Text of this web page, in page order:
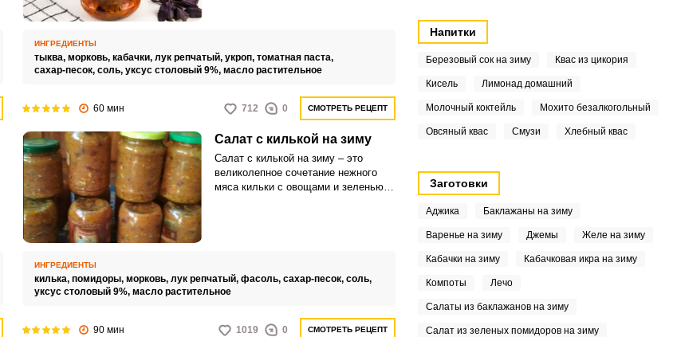
ИНГРЕДИЕНТЫ
тыква, морковь, кабачки, лук репчатый, укроп, томатная паста,
сахар-песок, соль, уксус столовый 9%, масло растительное
60 мин 712 0 СМОТРЕТЬ РЕЦЕПТ
Салат с килькой на зиму
Салат с килькой на зиму – это
великолепное сочетание нежного
мяса кильки с овощами и зеленью.
ИНГРЕДИЕНТЫ
килька, помидоры, морковь, лук репчатый, фасоль, сахар-песок, соль,
уксус столовый 9%, масло растительное
90 мин 1019 0 СМОТРЕТЬ РЕЦЕПТ
Напитки
Березовый сок на зиму Квас из цикория
Кисель Лимонад домашний
Молочный коктейль Мохито безалкогольный
Овсяный квас Смузи Хлебный квас
Заготовки
Аджика Баклажаны на зиму
Варенье на зиму Джемы Желе на зиму
Кабачки на зиму Кабачковая икра на зиму
Компоты Лечо
Салаты из баклажанов на зиму
Салат из зеленых помидоров на зиму